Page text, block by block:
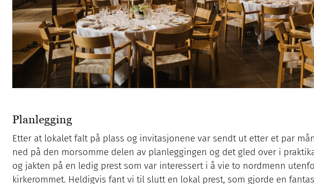
Planlegging
Etter at lokalet falt på plass og invitasjonene var sendt ut etter et par
ned på den morsomme delen av planleggingen og det gled over i
og jakten på en ledig prest som var interessert i å vie to nordmenn
kirkerommet. Heldigvis fant vi til slutt en lokal prest, som gjorde en